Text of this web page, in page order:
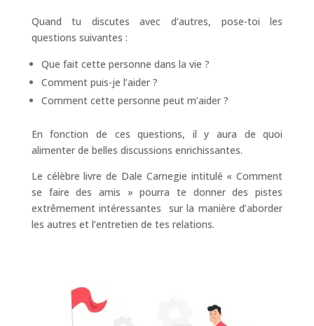
Quand tu discutes avec d’autres, pose-toi les
questions suivantes :
Que fait cette personne dans la vie ?
Comment puis-je l’aider ?
Comment cette personne peut m’aider ?
En fonction de ces questions, il y aura de quoi
alimenter de belles discussions enrichissantes.
Le célèbre livre de Dale Carnegie intitulé « Comment
se faire des amis » pourra te donner des pistes
extrêmement intéressantes sur la manière d’aborder
les autres et l’entretien de tes relations.